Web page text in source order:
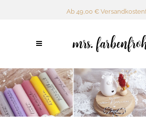
Ab 49,00 €